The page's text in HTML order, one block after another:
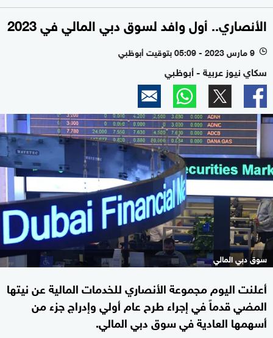
الأنصاري.. أول وافد لسوق دبي المالي في 2023
l 9 مارس 2023 - 05:09 بتوقيت أبوظبي
سكاي نيوز عربية - أبوظبي
سوق دبي المالي
أعلنت اليوم مجموعة الأنصاري للخدمات المالية عن نيتها
المضي قدماً في إجراء طرح عام أولي وإدراج جزء من
أسهمها العادية في سوق دبي المالي.